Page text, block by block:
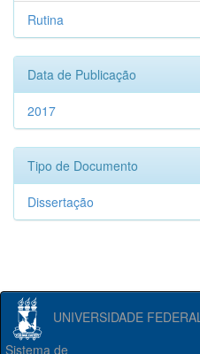
Rutina
Data de Publicação
2017
Tipo de Documento
Dissertação
UNIVERSIDADE
Sistema de